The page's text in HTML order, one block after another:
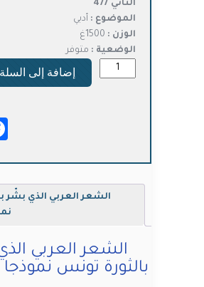
الثاني 477
الموضوع : أدبي
الوزن :
الوضعية : متوفر
الشعر
إضافة إلى السلة
الشعر العربي الذي بشّر
الشعر العربي
بالثورة تونس